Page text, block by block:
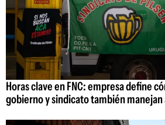
Horas clave en FNC: empresa define
gobierno y sindicato también